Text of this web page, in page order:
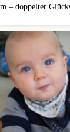
– doppelter